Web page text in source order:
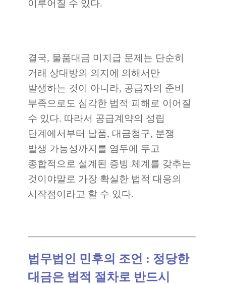
이루어질 수 있다.
결국, 물품대금 미지급 문제는 단순히
거래 상대방의 의지에 의해서만
발생하는 것이 아니라, 공급자의 준비
부족으로도 심각한 법적 피해로 이어질
수 있다. 따라서 공급계약의 성립
단계에서부터 납품, 대금청구, 분쟁
발생 가능성까지를 염두에 두고
종합적으로 설계된 증빙 체계를 갖추는
것이야말로 가장 확실한 법적 대응의
시작점이라고 할 수 있다.
법무법인 민후의 조언 : 정당한
대금은 법적 절차로 반드시